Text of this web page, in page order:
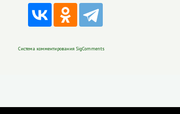
Система комментирования SigComments